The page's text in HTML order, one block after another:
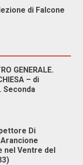
di Falcone
GENERALE.
– di
Seconda
Di
nel Ventre del